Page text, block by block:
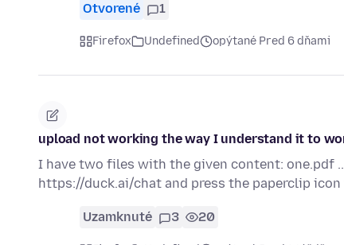
Otvorené 1
Firefox Undefined opýtané Pred 6 dňami
upload not working the way I understand it to
I have two files with the given content: one.pdf
https://duck.ai/chat and press the paperclip
Uzamknuté 3 20